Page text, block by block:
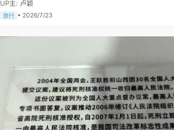
UP主: 卢颖
旅行 • 2026/7/23